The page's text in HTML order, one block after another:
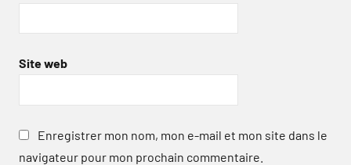
Site web
Enregistrer mon nom, mon e-mail et mon site dans le
navigateur pour mon prochain commentaire.